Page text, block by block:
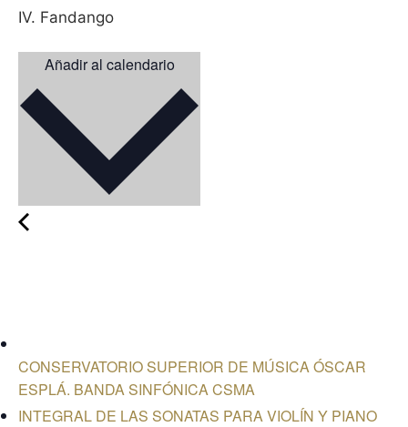
IV. Fandango
CONSERVATORIO SUPERIOR DE MÚSICA ÓSCAR
ESPLÁ. BANDA SINFÓNICA CSMA
INTEGRAL DE LAS SONATAS PARA VIOLÍN Y PIANO